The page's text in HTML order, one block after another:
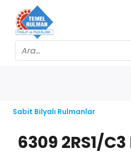
Sabit Bilyalı Rulmanlar
6309 2RS1/